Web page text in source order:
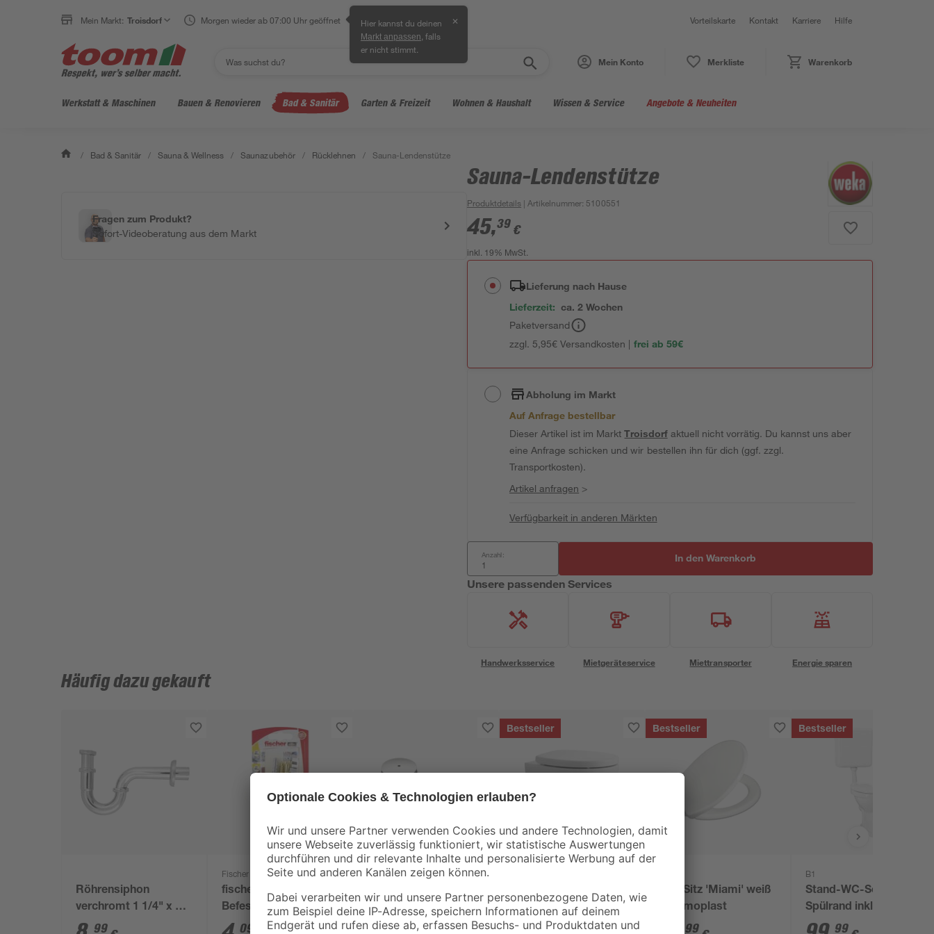
Mein Markt: Troisdorf Morgen wieder ab 07:00 Uhr geöffnet Hier kannst du deinen
Markt anpassen , falls
er nicht stimmt.
✕ Vorteilskarte Kontakt Karriere Hilfe
Mein Konto Merkliste Warenkorb
Werkstatt & Maschinen Bauen & Renovieren Bad & Sanitär Garten & Freizeit Wohnen & Haushalt Wissen & Service Angebote & Neuheiten
/ Bad & Sanitär / Sauna & Wellness / Saunazubehör / Rücklehnen / Sauna-Lendenstütze
Fragen zum Produkt?
Sofort-Videoberatung aus dem Markt
Sauna-Lendenstütze
Produktdetails | Artikelnummer: 5100551
45,39 €
inkl. 19% MwSt.
Lieferung nach Hause
Lieferzeit: ca. 2 Wochen
Paketversand
zzgl. 5,95€ Versandkosten | frei ab 59€
Abholung im Markt
Auf Anfrage bestellbar
Dieser Artikel ist im MarktTroisdorfaktuell nicht vorrätig. Du kannst uns aber
eine Anfrage schicken und wir bestellen ihn für dich (ggf. zzgl.
Transportkosten).
Artikel anfragen >
Verfügbarkeit in anderen Märkten
Anzahl: In den Warenkorb
Unsere passenden Services
Handwerksservice Mietgeräteservice Miettransporter Energie sparen
Häufig dazu gekauft
Röhrensiphon
verchromt 1 1/4" x 32
mm99
Fischer
fischer WC-
Befestigung S 8 RD
80 2 Stück
09
Ottofond
Ablaufgarnitur 'Tasso'
Ø 90 mm
99
Bestseller
Wand-WC
spülrandlos 'Rio'
inklusive WC-Sitz
99
Bestseller
WC-Sitz 'Miami' weiß
Thermoplast
99
Bestseller
B1
Stand-WC-Set mit
Spülrand inklusive
WC-Sitz und
99